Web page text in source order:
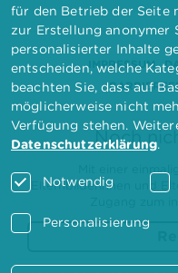
IMPRESSUM
Noch
Elternbilderinnen und
für den Betrieb der Seite
zur Erstellung anonymer
personalisierter Inhalte
entscheiden, welche
beachten Sie, dass auf
möglicherweise nicht
Verfügung stehen.
Datenschutzerklärung.
Notwendig
Personalisierung